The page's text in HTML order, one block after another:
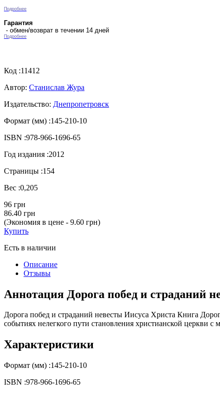
Подробнее
Гарантия
- обмен/возврат в течении 14 дней
Подробнее
Код :11412
Автор: Станислав Жура
Издательство: Днепропетровск
Формат (мм) :145-210-10
ISBN :978-966-1696-65
Год издания :2012
Страницы :154
Вес :0,205
96 грн
86.40 грн
(Экономия в цене - 9.60 грн)
Купить
Есть в наличии
Описание
Отзывы
Аннотация Дорога побед и страданий
Дорога побед и страданий невесты Иисуса Христа Книга
событиях нелегкого пути становления христианской церкви с
Характеристики
Формат (мм) :145-210-10
ISBN :978-966-1696-65